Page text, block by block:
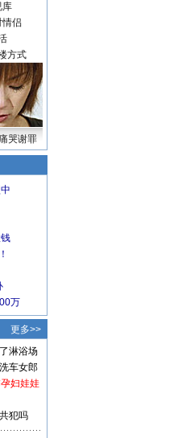
库
情侣
方式
哭谢罪
万
更多>>
淋浴场
车女郎
妇娃娃
犯吗